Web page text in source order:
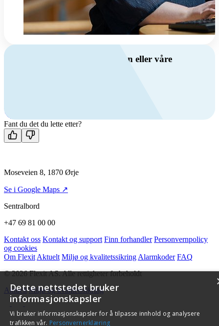
Har du spørsmål om ventilasjon eller våre
Kontakt oss
Fant du det du lette etter?
Moseveien 8, 1870 Ørje
Se i Google Maps ↗
Sentralbord
+47 69 81 00 00
Kontakt oss Kontakt og support Finn forhandler Personvernpolicy
og cookies
Om Flexit Aktuelt Miljø og kvalitetssikring Alarmkoder FAQ
© 2026 Flexit AS. Alle rettigheter forbeholdt
Aktuelt Miljø og kvalitetssikring
Dette nettstedet bruker
informasjonskapsler
Vi bruker informasjonskapsler for å tilpasse innhold og analysere
trafikken vår. Personvernerklæring